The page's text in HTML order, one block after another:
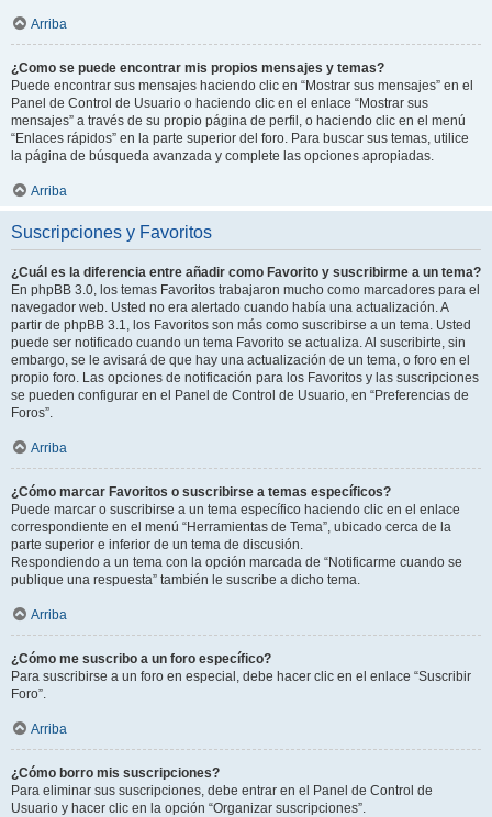
Arriba
¿Como se puede encontrar mis propios mensajes y temas?
Puede encontrar sus mensajes haciendo clic en “Mostrar sus mensajes” en el
Panel de Control de Usuario o haciendo clic en el enlace “Mostrar sus
mensajes” a través de su propio página de perfil, o haciendo clic en el menú
“Enlaces rápidos” en la parte superior del foro. Para buscar sus temas, utilice
la página de búsqueda avanzada y complete las opciones apropiadas.
Arriba
Suscripciones y Favoritos
¿Cuál es la diferencia entre añadir como Favorito y suscribirme a un tema?
En phpBB 3.0, los temas Favoritos trabajaron mucho como marcadores para el
navegador web. Usted no era alertado cuando había una actualización. A
partir de phpBB 3.1, los Favoritos son más como suscribirse a un tema. Usted
puede ser notificado cuando un tema Favorito se actualiza. Al suscribirte, sin
embargo, se le avisará de que hay una actualización de un tema, o foro en el
propio foro. Las opciones de notificación para los Favoritos y las suscripciones
se pueden configurar en el Panel de Control de Usuario, en “Preferencias de
Foros”.
Arriba
¿Cómo marcar Favoritos o suscribirse a temas específicos?
Puede marcar o suscribirse a un tema específico haciendo clic en el enlace
correspondiente en el menú “Herramientas de Tema”, ubicado cerca de la
parte superior e inferior de un tema de discusión.
Respondiendo a un tema con la opción marcada de “Notificarme cuando se
publique una respuesta” también le suscribe a dicho tema.
Arriba
¿Cómo me suscribo a un foro específico?
Para suscribirse a un foro en especial, debe hacer clic en el enlace “Suscribir
Foro”.
Arriba
¿Cómo borro mis suscripciones?
Para eliminar sus suscripciones, debe entrar en el Panel de Control de
Usuario y hacer clic en la opción “Organizar suscripciones”.